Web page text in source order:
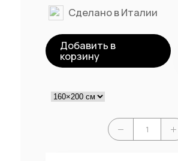
Сделано в Италии
Добавить в
корзину